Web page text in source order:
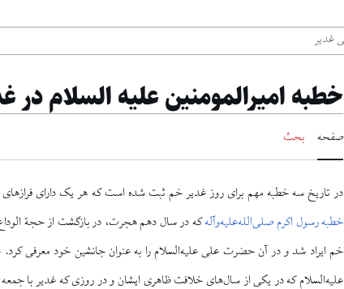
خطبه امیرالمومنین علیه السلام در
صفحه بحث
در تاریخ سه خطبه مهم برای روز غدیر خم ثبت شده است که هر یک دارای
خطبه رسول اکرم صلی‌الله‌علیه‌وآلهکه در سال دهم هجرت، در بازگشت از حجة
خم ایراد شد و در آن حضرت علی علیه‌السلام را به عنوان جانشین خود معرفی کرد.
علیه‌السلام که در یکی از سال‌های خلافت ظاهری ایشان و در روزی که غدیر با